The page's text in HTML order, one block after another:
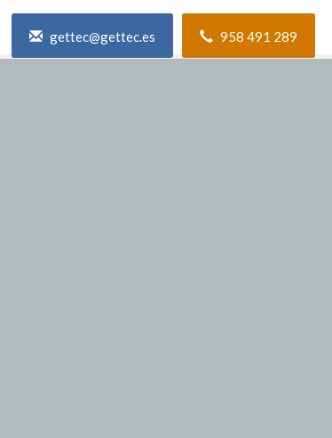
gettec@gettec.es 958 491 289